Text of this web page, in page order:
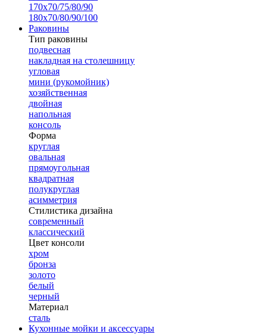
170х70/75/80/90
180х70/80/90/100
Раковины
Тип раковины
подвесная
накладная на столешницу
угловая
мини (рукомойник)
хозяйственная
двойная
напольная
консоль
Форма
круглая
овальная
прямоугольная
квадратная
полукруглая
асимметрия
Стилистика дизайна
современный
классический
Цвет консоли
хром
бронза
золото
белый
черный
Материал
сталь
Кухонные мойки и аксессуары